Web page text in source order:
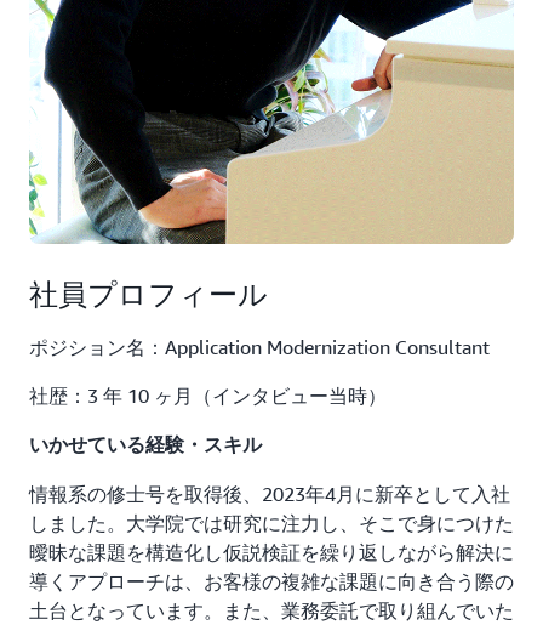
社員プロフィール
ポジション名：Application Modernization Consultant
社歴：3 年 10 ヶ月（インタビュー当時）
いかせている経験・スキル
情報系の修士号を取得後、2023年4月に新卒として入社
しました。大学院では研究に注力し、そこで身につけた
曖昧な課題を構造化し仮説検証を繰り返しながら解決に
導くアプローチは、お客様の複雑な課題に向き合う際の
土台となっています。また、業務委託で取り組んでいた